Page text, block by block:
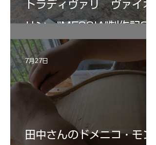
トラディヴァリ ヴァイオ
リン ”MESSIA"制作記33
田中さんのドメニコ・モン
7月27日